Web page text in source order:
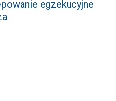
egzekucyjne